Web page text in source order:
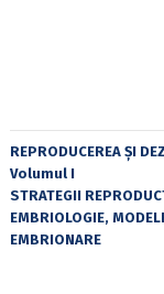
REPRODUCEREA ȘI
Volumul I
STRATEGII
EMBRIOLOGIE,
EMBRIONARE